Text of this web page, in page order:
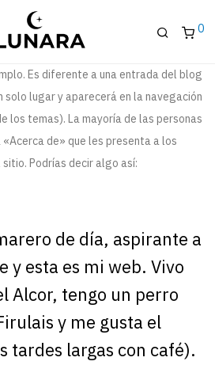
0
Es diferente a una entrada del blog
solo lugar y aparecerá en la navegación
los temas). La mayoría de las personas
«Acerca de» que les presenta a los
Podrías decir algo así:
de día, aspirante a
y esta es mi web. Vivo
Alcor, tengo un perro
y me gusta el
tardes largas con café).